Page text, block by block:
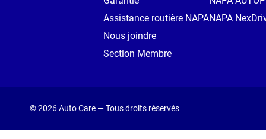
Assistance routière NAPA
Nous joindre
Section Membre
NAPA
© 2026 Auto Care — Tous droits réservés